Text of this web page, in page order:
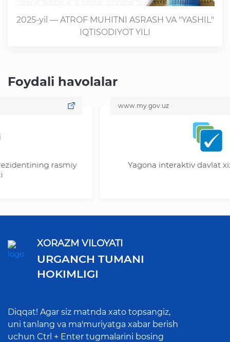
2025-yil — ATROF MUHITNI ASRASH VA "YASHIL"
IQTISODIYOT YILI
Foydali havolalar
rasmiy
www.my.gov.uz
Yagona interaktiv davlat xizmatlari
XORAZM VILOYATI
URGANCH TUMANI
HOKIMLIGI
Diqqat! Agar siz matnda xato topsangiz,
uni tanlang va ma'muriyatga xabar berish
uchun Ctrl + Enter tugmalarini bosing